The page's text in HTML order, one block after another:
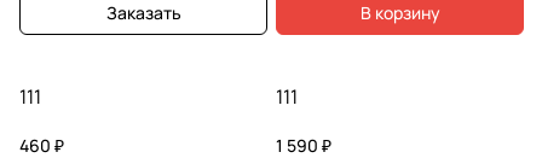
Заказать В корзину
111
460 ₽
111
1 590 ₽